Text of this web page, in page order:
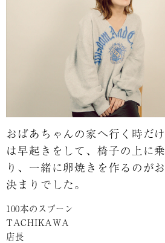
おばあちゃんの家へ行く時だけ
は早起きをして、椅子の上に乗
り、一緒に卵焼きを作るのがお
決まりでした。
100本のスプーン
TACHIKAWA
店長